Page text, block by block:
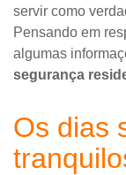
servir como
Pensando em
algumas
segurança
Os dias